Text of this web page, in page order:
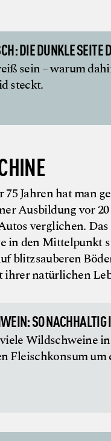
DIE DUNKLE SEITE
sein – warum
steckt.
Jahren hat man
Ausbildung vor
verglichen.
in den Mittelpunkt
blitzsauberen
natürlichen
SO
Wildschweine
Fleischkonsum